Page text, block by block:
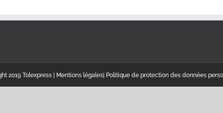
2019 Tolexpress | Mentions légales| Politique de protection des données